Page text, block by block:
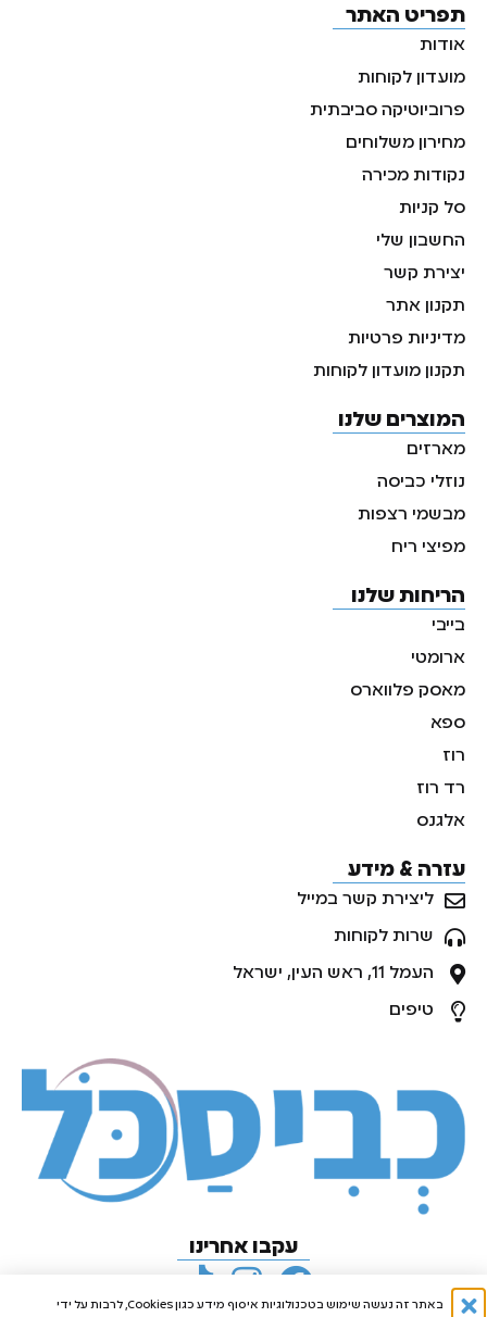
תפריט האתר
אודות
מועדון לקוחות
פרוביוטיקה סביבתית
מחירון משלוחים
נקודות מכירה
סל קניות
החשבון שלי
יצירת קשר
תקנון אתר
מדיניות פרטיות
תקנון מועדון לקוחות
המוצרים שלנו
מארזים
נוזלי כביסה
מבשמי רצפות
מפיצי ריח
הריחות שלנו
בייבי
ארומטי
מאסק פלווארס
ספא
רוז
רד רוז
אלגנס
עזרה & מידע
ליצירת קשר במייל
שרות לקוחות
העמל 11, ראש העין, ישראל
טיפים
עקבו אחרינו
באתר זה נעשה שימוש בטכנולוגיות איסוף מידע כגון Cookies, לרבות על ידי